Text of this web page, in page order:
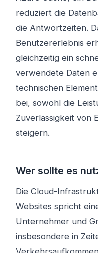
reduziert die
die Antwortzeiten.
Benutzererlebnis
gleichzeitig ein
verwendete Daten
technischen
bei, sowohl die
Zuverlässigkeit von
steigern.
Wer sollte es
Die Cloud-
Websites spricht
Unternehmer und
insbesondere in